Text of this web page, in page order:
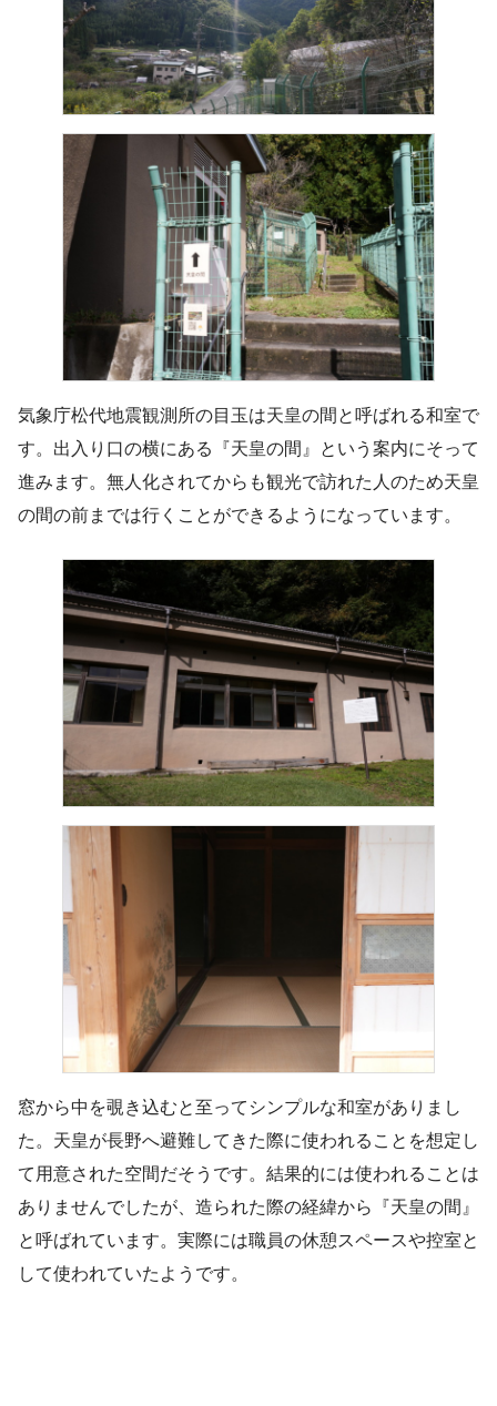
気象庁松代地震観測所の目玉は天皇の間と呼ばれる和室で
す。出入り口の横にある『天皇の間』という案内にそって
進みます。無人化されてからも観光で訪れた人のため天皇
の間の前までは行くことができるようになっています。
窓から中を覗き込むと至ってシンプルな和室がありまし
た。天皇が長野へ避難してきた際に使われることを想定し
て用意された空間だそうです。結果的には使われることは
ありませんでしたが、造られた際の経緯から『天皇の間』
と呼ばれています。実際には職員の休憩スペースや控室と
して使われていたようです。